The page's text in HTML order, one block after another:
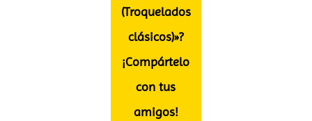
(Troquelados
clásicos)»?
¡Compártelo
con tus
amigos!